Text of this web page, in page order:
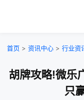
首页 > 资讯中心 > 行业资
胡牌攻略!微乐
只